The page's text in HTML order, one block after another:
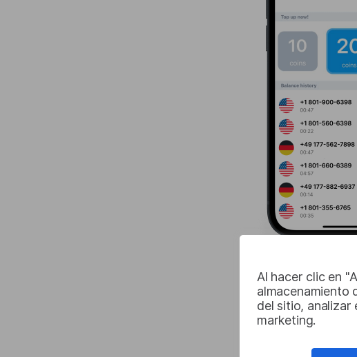
Al hacer clic en
almacenamiento
del sitio, analizar
marketing.